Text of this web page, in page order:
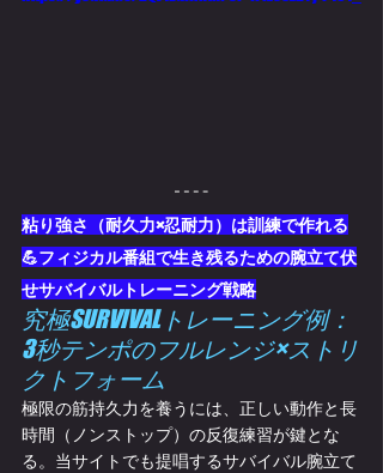
粘り強さ（耐久力×忍耐力）は訓練で作れる
💪フィジカル番組で生き残るための腕立て伏
せサバイバルトレーニング戦略
究極SURVIVALトレーニング例：
3秒テンポのフルレンジ×ストリ
クトフォーム
極限の筋持久力を養うには、正しい動作と長
時間（ノンストップ）の反復練習が鍵とな
る。当サイトでも提唱するサバイバル腕立て